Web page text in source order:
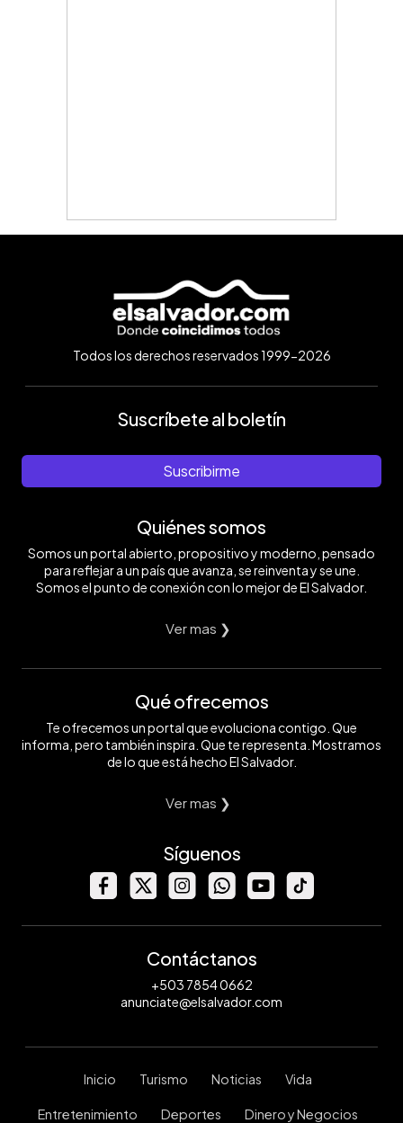
Todos los derechos reservados 1999-2026
Suscríbete al boletín
Suscribirme
Quiénes somos
Somos un portal abierto, propositivo y moderno, pensado
para reflejar a un país que avanza, se reinventa y se une.
Somos el punto de conexión con lo mejor de El Salvador.
Ver mas ❯
Qué ofrecemos
Te ofrecemos un portal que evoluciona contigo. Que
informa, pero también inspira. Que te representa. Mostramos
de lo que está hecho El Salvador.
Ver mas ❯
Síguenos
Contáctanos
+503 7854 0662
anunciate@elsalvador.com
Inicio Turismo Noticias Vida
Entretenimiento Deportes Dinero y Negocios